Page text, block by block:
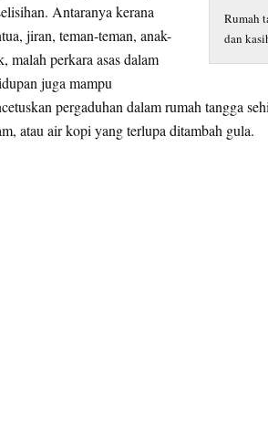
Rumah
dan
Antaranya kerana
jiran, teman-teman, anak-
malah perkara asas dalam
juga mampu
pergaduhan dalam rumah tangga
atau air kopi yang terlupa ditambah gula.